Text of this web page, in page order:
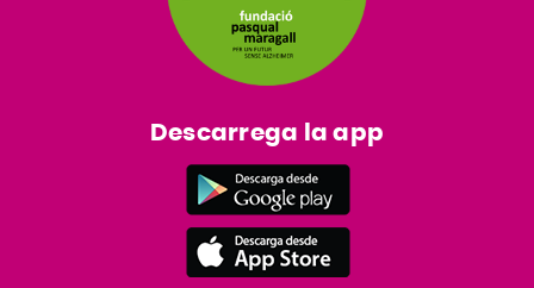
Descarrega la app